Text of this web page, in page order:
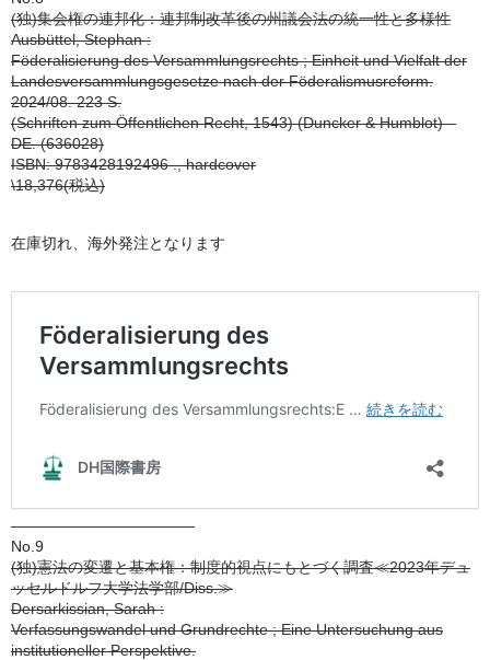
(独)集会権の連邦化：連邦制改革後の州議会法の統一性と多様性
Ausbüttel, Stephan :
Föderalisierung des Versammlungsrechts ; Einheit und Vielfalt der
Landesversammlungsgesetze nach der Föderalismusreform.
2024/08. 223 S.
(Schriften zum Öffentlichen Recht, 1543) (Duncker & Humblot) –
DE. (636028)
ISBN: 9783428192496 ., hardcover
\18,376(税込)
在庫切れ、海外発注となります
————————————
No.9
(独)憲法の変遷と基本権：制度的視点にもとづく調査≪2023年デュ
ッセルドルフ大学法学部/Diss.≫
Dersarkissian, Sarah :
Verfassungswandel und Grundrechte ; Eine Untersuchung aus
institutioneller Perspektive.